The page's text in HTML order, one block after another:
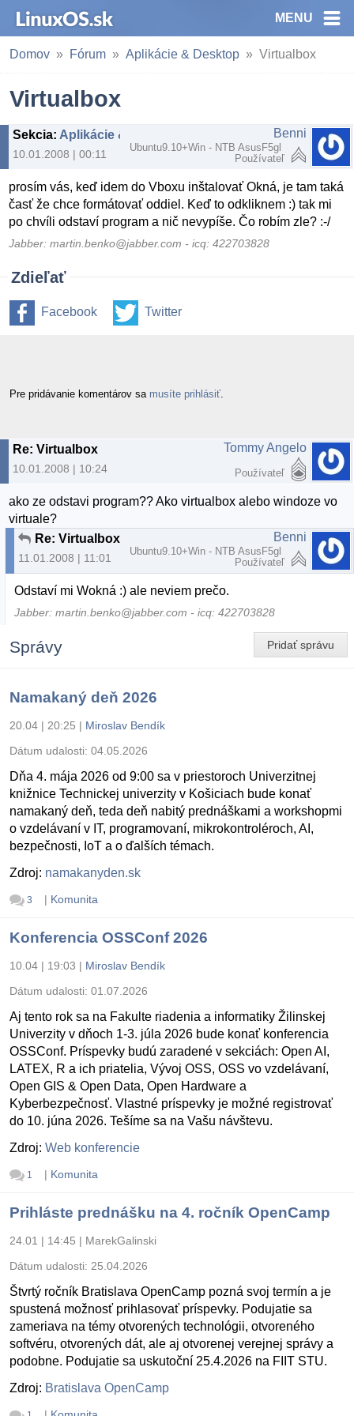
MENU
Domov Fórum Aplikácie & Desktop Virtualbox
Virtualbox
Sekcia: Aplikácie & Desktop
10.01.2008 | 00:11
Benni
Ubuntu9.10+Win - NTB AsusF5gl
Používateľ
prosím vás, keď idem do Vboxu inštalovať Okná, je tam taká
časť že chce formátovať oddiel. Keď to odkliknem :) tak mi
po chvíli odstaví program a nič nevypíše. Čo robím zle? :-/
Jabber: martin.benko@jabber.com - icq: 422703828
Zdieľať
Facebook Twitter
Pre pridávanie komentárov sa musíte prihlásiť
Re: Virtualbox
10.01.2008 | 10:24
Tommy Angelo
Používateľ
ako ze odstavi program?? Ako virtualbox alebo windoze vo
virtuale?
Re: Virtualbox
11.01.2008 | 11:01
Benni
Ubuntu9.10+Win - NTB AsusF5gl
Používateľ
Odstaví mi Wokná :) ale neviem prečo.
Jabber: martin.benko@jabber.com - icq: 422703828
Pridať správu
Správy
Namakaný deň 2026
20.04 | 20:25 | Miroslav Bendík
Dátum udalosti: 04.05.2026
Dňa 4. mája 2026 od 9:00 sa v priestoroch Univerzitnej
knižnice Technickej univerzity v Košiciach bude konať
namakaný deň, teda deň nabitý prednáškami a workshopmi
o vzdelávaní v IT, programovaní, mikrokontroléroch, AI,
bezpečnosti, IoT a o ďalších témach.
Zdroj: namakanyden.sk
3 | Komunita
Konferencia OSSConf 2026
10.04 | 19:03 | Miroslav Bendík
Dátum udalosti: 01.07.2026
Aj tento rok sa na Fakulte riadenia a informatiky Žilinskej
Univerzity v dňoch 1-3. júla 2026 bude konať konferencia
OSSConf. Príspevky budú zaradené v sekciách: Open AI,
LATEX, R a ich priatelia, Vývoj OSS, OSS vo vzdelávaní,
Open GIS & Open Data, Open Hardware a
Kyberbezpečnosť. Vlastné príspevky je možné registrovať
do 10. júna 2026. Tešíme sa na Vašu návštevu.
Zdroj: Web konferencie
1 | Komunita
Prihláste prednášku na 4. ročník OpenCamp
24.01 | 14:45 | MarekGalinski
Dátum udalosti: 25.04.2026
Štvrtý ročník Bratislava OpenCamp pozná svoj termín a je
spustená možnosť prihlasovať príspevky. Podujatie sa
zameriava na témy otvorených technológii, otvoreného
softvéru, otvorených dát, ale aj otvorenej verejnej správy a
podobne. Podujatie sa uskutoční 25.4.2026 na FIIT STU.
Zdroj: Bratislava OpenCamp